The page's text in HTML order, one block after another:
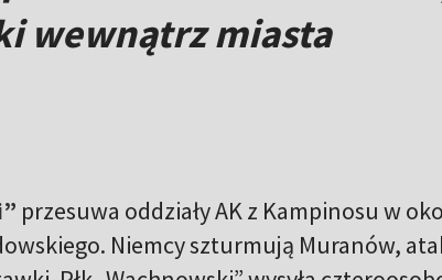
wewnątrz miasta
przesuwa oddziały AK z Kampinosu w
Niemcy szturmują Muranów,